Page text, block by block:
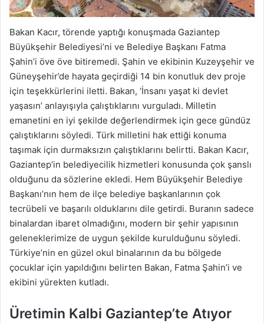
Bakan Kacır, törende yaptığı konuşmada Gaziantep
Büyükşehir Belediyesi’ni ve Belediye Başkanı Fatma
Şahin’i öve öve bitiremedi. Şahin ve ekibinin Kuzeyşehir ve
Güneyşehir’de hayata geçirdiği 14 bin konutluk dev proje
için teşekkürlerini iletti. Bakan, ‘İnsanı yaşat ki devlet
yaşasın’ anlayışıyla çalıştıklarını vurguladı. Milletin
emanetini en iyi şekilde değerlendirmek için gece gündüz
çalıştıklarını söyledi. Türk milletini hak ettiği konuma
taşımak için durmaksızın çalıştıklarını belirtti. Bakan Kacır,
Gaziantep’in belediyecilik hizmetleri konusunda çok şanslı
olduğunu da sözlerine ekledi. Hem Büyükşehir Belediye
Başkanı’nın hem de ilçe belediye başkanlarının çok
tecrübeli ve başarılı olduklarını dile getirdi. Buranın sadece
binalardan ibaret olmadığını, modern bir şehir yapısının
geleneklerimize de uygun şekilde kurulduğunu söyledi.
Türkiye’nin en güzel okul binalarının da bu bölgede
çocuklar için yapıldığını belirten Bakan, Fatma Şahin’i ve
ekibini yürekten kutladı.
Üretimin Kalbi Gaziantep’te Atıyor